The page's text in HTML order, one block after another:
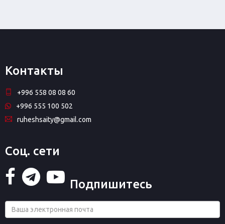
Контакты
+996 558 08 08 60
+996 555 100 502
ruheshsaity@gmail.com
Соц. сети
Подпишитесь